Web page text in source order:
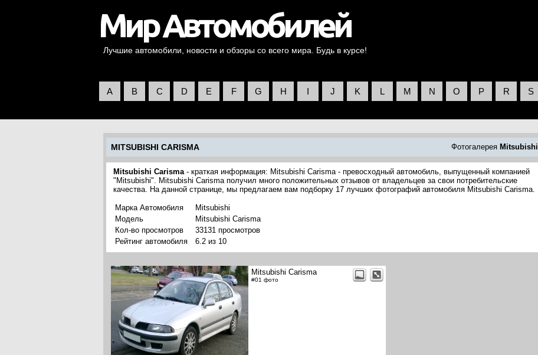
Лучшие автомобили, новости и обзоры со всего мира. Будь в курсе!
A B C D E F G H I J K L M N O P R S
MITSUBISHI CARISMA Фотогалерея Mitsubishi
Mitsubishi Carisma- краткая информация: Mitsubishi Carisma - превосходный автомобиль, выпущенный компанией
"Mitsubishi". Mitsubishi Carisma получил много положительных отзывов от владельцев за свои потребительские
качества. На данной странице, мы предлагаем вам подборку 17 лучших фотографий автомобиля Mitsubishi Carisma.
Марка Автомобиля
Mitsubishi
Модель
Mitsubishi Carisma
Кол-во просмотров
33131 просмотров
Рейтинг автомобиля
6.2 из 10
Mitsubishi Carisma
#01 фото